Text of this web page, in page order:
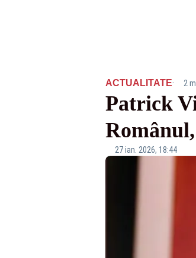
ACTUALITATE· 2
Patrick
27 ian. 2026, 18:44